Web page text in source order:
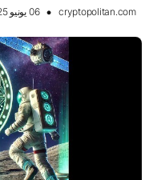
cryptopolitan.com 06 يونيو 2025 11:21, UTC